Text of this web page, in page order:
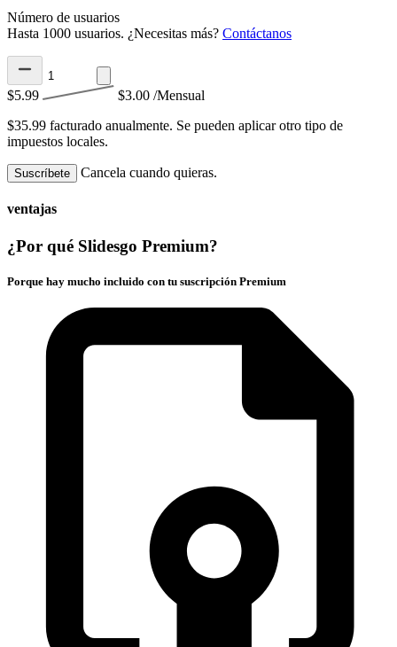
Número de usuarios
Hasta 1000 usuarios. ¿Necesitas más? Contáctanos
$5.99 $3.00 /Mensual
$35.99 facturado anualmente. Se pueden aplicar otro tipo de
impuestos locales.
Suscríbete Cancela cuando quieras.
ventajas
¿Por qué Slidesgo Premium?
Porque hay mucho incluido con tu suscripción Premium